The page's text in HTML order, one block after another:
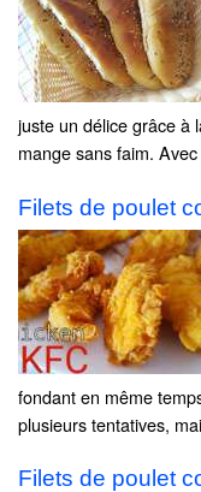
juste un délice grâce à
mange sans faim.
Filets de poulet
fondant en même
plusieurs tentatives,
Filets de poulet